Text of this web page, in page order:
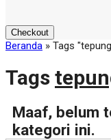
Checkout
Beranda » Tags
Tags
Maaf, belum
kategori ini.